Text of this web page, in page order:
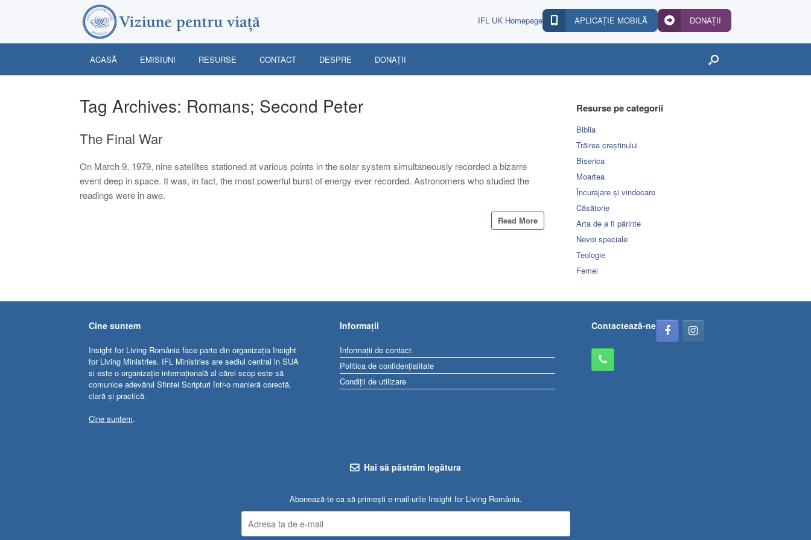
IFL UK Homepage APLICAȚIE MOBILĂ DONAȚII
ACASĂ EMISIUNI RESURSE CONTACT DESPRE DONAȚII
Tag Archives: Romans; Second Peter
The Final War
On March 9, 1979, nine satellites stationed at various points in the solar system simultaneously recorded a bizarre
event deep in space. It was, in fact, the most powerful burst of energy ever recorded. Astronomers who studied the
readings were in awe.
Read More
Resurse pe categorii
Biblia
Trăirea creștinului
Biserica
Moartea
Încurajare și vindecare
Căsătorie
Arta de a fi părinte
Nevoi speciale
Teologie
Femei
Cine suntem
Insight for Living România face parte din organizația Insight
for Living Ministries. IFL Ministries are sediul central in SUA
si este o organizație internațională al cărei scop este să
comunice adevărul Sfintei Scripturi într-o manieră corectă,
clară și practică.
Cine suntem.
Informații
Informații de contact
Politica de confidențialitate
Condiții de utilizare
Contactează-ne
Hai să păstrăm legătura
Abonează-te ca să primești e-mail-urile Insight for Living România.